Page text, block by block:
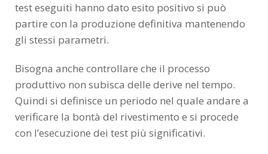
test eseguiti hanno dato esito positivo si può
partire con la produzione definitiva mantenendo
gli stessi parametri.
Bisogna anche controllare che il processo
produttivo non subisca delle derive nel tempo.
Quindi si definisce un periodo nel quale andare a
verificare la bontà del rivestimento e si procede
con l’esecuzione dei test più significativi.